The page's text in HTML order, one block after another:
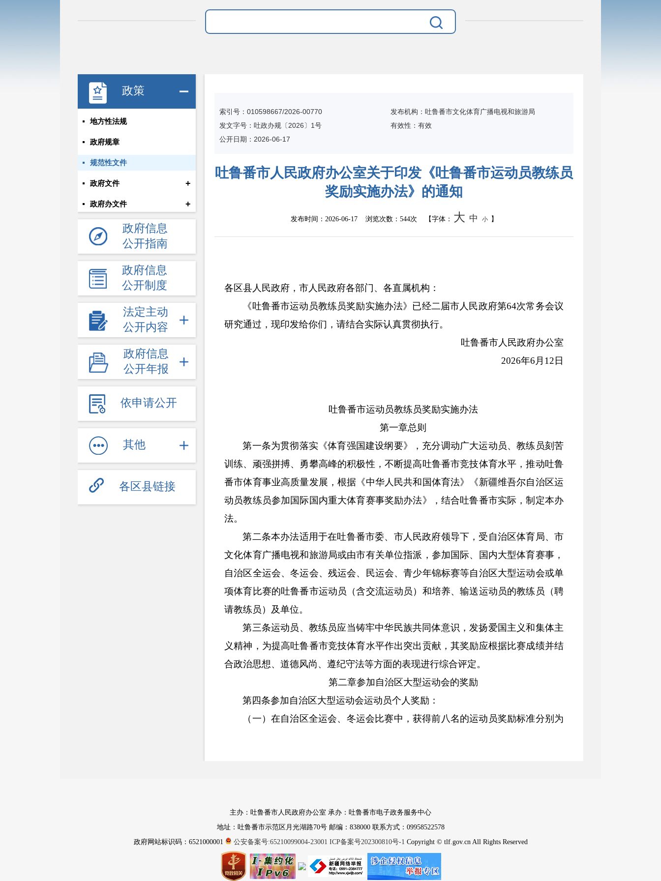
政策
地方性法规
政府规章
规范性文件
政府文件 +
政府办文件 +
政府信息
公开指南
政府信息
公开制度
法定主动
公开内容
政府信息
公开年报
依申请公开
其他
各区县链接
索引号：010598667/2026-00770
发布机构：吐鲁番市文化体育广播电视和旅游局
发文字号：吐政办规〔2026〕1号
有效性：有效
公开日期： 2026-06-17
吐鲁番市人民政府办公室关于印发《吐鲁番市运动员教练员
奖励实施办法》的通知
发布时间： 2026-06-17浏览次数： 544次 【字体： 大 中 小 】
各区县人民政府，市人民政府各部门、各直属机构：
《吐鲁番市运动员教练员奖励实施办法》已经二届市人民政府第64次常务会议
研究通过 ，现印发给你们，请结合实际认真贯彻执行。
吐鲁番市人民政府办公室
2026年6 月 12 日
吐鲁番市运动员教练员奖励实施办法
第一章总则
第一条为贯彻落实 《体育强国建设纲要》，充分调动广大运动员、教练员刻苦
训练、顽强拼搏、勇攀高峰的积极性，不断提高吐鲁番市竞技体育水平，推动吐鲁
番市体育事业高质量发展，根据《中华人民共和国体育法》《新疆维吾尔自治区运
动员教练员参加国际国内重大体育赛事奖励办法》， 结合吐鲁番市实际，制定本办
法。
第二条本办法适用于在吐鲁番市委、 市人民政府领导下，受自治区体育局、市
文化体育广播电视和旅游局或由市有关单位指派，参加国际、国内大型体育赛事，
自治区全运会、冬运会、残运会、民运会、青少年锦标赛等自治区大型运动会或单
项体育比赛的吐鲁番市运动员（含交流运动员）和培养、输送运动员的教练员（聘
请教练员）及单位。
第三条运动员、教练员应当铸牢中华民族共同体意识 ， 发扬爱国主义和集体主
义精神，为提高吐鲁番市竞技体育水平作出突出贡献，其奖励应根据比赛成绩并结
合政治思想、道德风尚、遵纪守法等方面的表现进行综合评定。
第二章参加自治区大型运动会的奖励
第四条参加自治区大型运动会运动员个人奖励：
（一） 在自治区全运会、冬运会比赛中 ，获得前八名的运动员奖励标准分别为
万元。
（三）在自治区青少年锦标赛中，获得 前八名的运动员奖励标准分别为
元、0.1万元、0.08万元、 0.04万元、0.03万元、0.02万元、0.01万元、0.01万元。
第五条参加自治区大型运动会集体项目（足球 11
主办：吐鲁番市人民政府办公室 承办：吐鲁番市电子政务服务中心
地址：吐鲁番市示范区月光湖路70号 邮编：838000 联系方式：09958522578
政府网站标识码：6521000001
公安备案号:65210099004-23001 ICP备案号202300810号-1 Copyright © tlf.gov.cn All Rights Reserved